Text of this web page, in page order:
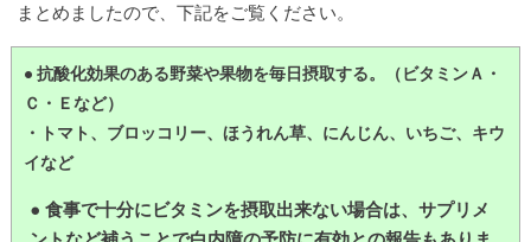
まとめましたので、下記をご覧ください。
● 抗酸化効果のある野菜や果物を毎日摂取する。（ビタミンＡ・
Ｃ・Ｅなど）
・トマト、ブロッコリー、ほうれん草、にんじん、いちご、キウ
イなど
● 食事で十分にビタミンを摂取出来ない場合は、サプリメ